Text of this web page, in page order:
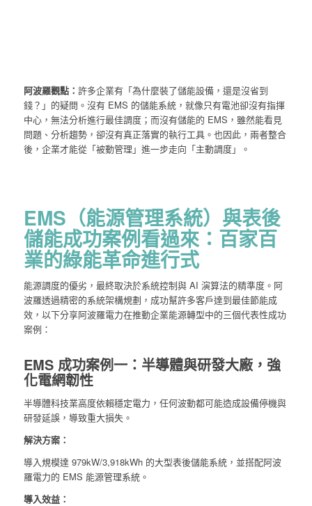
阿波羅觀點： 許多企業有「為什麼裝了儲能設備，還是沒省到
錢？」的疑問。沒有 EMS 的儲能系統，就像只有電池卻沒有指揮
中心，無法分析進行最佳調度；而沒有儲能的 EMS，雖然能看見
問題、分析趨勢，卻沒有真正落實的執行工具。也因此，兩者整合
後，企業才能從「被動管理」進一步走向「主動調度」。
EMS（能源管理系統）與表後
儲能成功案例看過來：百家百
業的綠能革命進行式
能源調度的優劣，最終取決於系統控制與 AI 演算法的精準度。阿
波羅透過精密的系統架構規劃，成功幫許多客戶達到最佳節能成
效，以下分享阿波羅電力在推動企業能源轉型中的三個代表性成功
案例：
EMS 成功案例一：半導體與研發大廠，強
化電網韌性
半導體科技業高度依賴穩定電力，任何波動都可能造成設備停機與
研發延誤，導致重大損失。
解決方案：
導入規模達 979kW/3,918kWh 的大型表後儲能系統，並搭配阿波
羅電力的 EMS 能源管理系統。
導入效益：